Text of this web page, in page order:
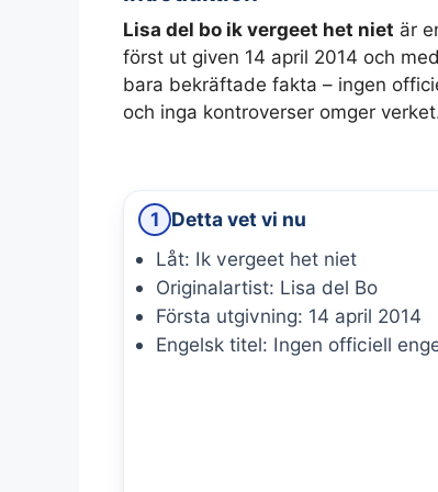
Lisa del bo ik vergeet het niet är
först ut given 14 april 2014 och
bara bekräftade fakta – ingen
och inga kontroverser omger
1
Detta vet vi nu
Låt: Ik vergeet het niet
Originalartist: Lisa del Bo
Första utgivning: 14 april 2014
Engelsk titel: Ingen officiell